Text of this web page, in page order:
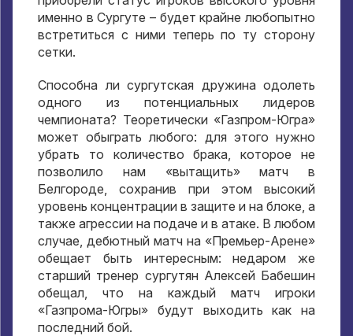
именно в Сургуте – будет крайне любопытно
встретиться с ними теперь по ту сторону
сетки.
Способна ли сургутская дружина одолеть
одного из потенциальных лидеров
чемпионата? Теоретически «Газпром-Югра»
может обыграть любого: для этого нужно
убрать то количество брака, которое не
позволило нам «вытащить» матч в
Белгороде, сохранив при этом высокий
уровень концентрации в защите и на блоке, а
также агрессии на подаче и в атаке. В любом
случае, дебютный матч на «Премьер-Арене»
обещает быть интересным: недаром же
старший тренер сургутян Алексей Бабешин
обещал, что на каждый матч игроки
«Газпрома-Югры» будут выходить как на
последний бой.